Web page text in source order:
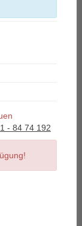
- 84 74 192